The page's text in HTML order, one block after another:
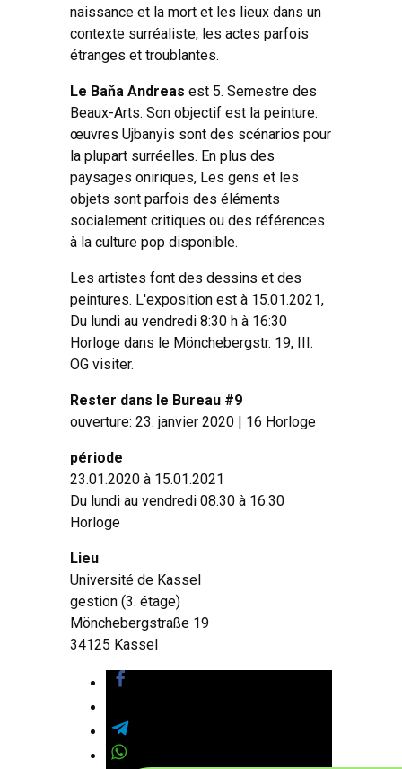
naissance et la mort et les lieux dans un
contexte surréaliste, les actes parfois
étranges et troublantes.
Le Baňa Andreas est 5. Semestre des
Beaux-Arts. Son objectif est la peinture.
œuvres Ujbanyis sont des scénarios pour
la plupart surréelles. En plus des
paysages oniriques, Les gens et les
objets sont parfois des éléments
socialement critiques ou des références
à la culture pop disponible.
Les artistes font des dessins et des
peintures. L'exposition est à 15.01.2021,
Du lundi au vendredi 8:30 h à 16:30
Horloge dans le Mönchebergstr. 19, III.
OG visiter.
Rester dans le Bureau #9
ouverture: 23. janvier 2020 | 16 Horloge
période
23.01.2020 à 15.01.2021
Du lundi au vendredi 08.30 à 16.30
Horloge
Lieu
Université de Kassel
gestion (3. étage)
Mönchebergstraße 19
34125 Kassel